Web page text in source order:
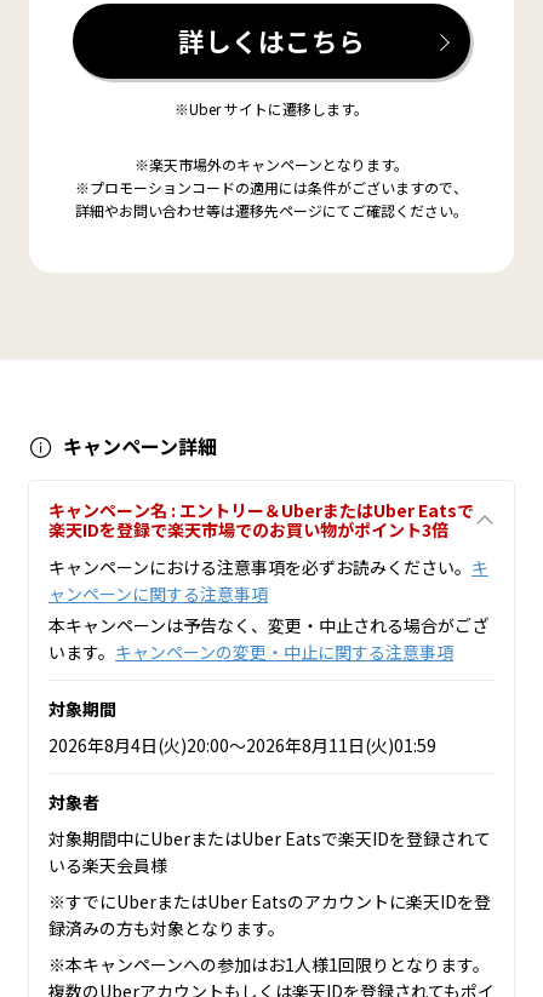
詳しくはこちら
※Uber サイトに遷移します。
※楽天市場外のキャンペーンとなります。
※プロモーションコードの適用には条件がございますので、
詳細やお問い合わせ等は遷移先ページにてご確認ください。
キャンペーン詳細
キャンペーン名 : エントリー＆UberまたはUber Eatsで
楽天IDを登録で楽天市場でのお買い物がポイント3倍
キャンペーンにおける注意事項を必ずお読みください。 キ
ャンペーンに関する注意事項
本キャンペーンは予告なく、変更・中止される場合がござ
います。 キャンペーンの変更・中止に関する注意事項
対象期間
2026年8月4日(火)20:00～2026年8月11日(火)01:59
対象者
対象期間中にUberまたはUber Eatsで楽天IDを登録されて
いる楽天会員様
※すでにUberまたはUber Eatsのアカウントに楽天IDを登
録済みの方も対象となります。
※本キャンペーンへの参加はお1人様1回限りとなります。
複数のUberアカウントもしくは楽天IDを登録されてもポイ